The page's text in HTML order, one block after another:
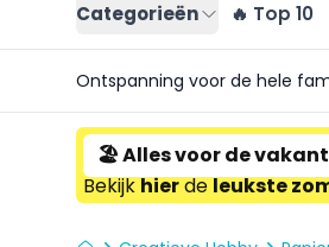
Categorieën 🔥 Top 10
Ontspanning voor de hele
🏖️ Alles voor de
Bekijkhierdeleukste